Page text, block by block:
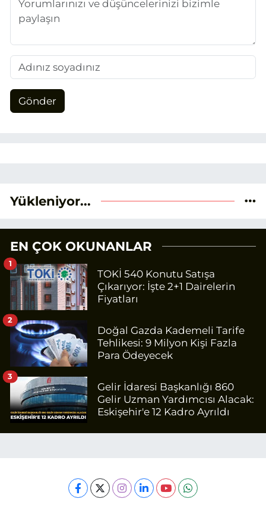
Gönder
Yükleniyor...
EN ÇOK OKUNANLAR
TOKİ 540 Konutu Satışa
Çıkarıyor: İşte 2+1 Dairelerin
Fiyatları
1
Doğal Gazda Kademeli Tarife
Tehlikesi: 9 Milyon Kişi Fazla
Para Ödeyecek
2
Gelir İdaresi Başkanlığı 860
Gelir Uzman Yardımcısı Alacak:
Eskişehir'e 12 Kadro Ayrıldı
3